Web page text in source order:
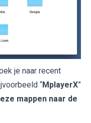
je naar recent
“MplayerX”
mappen naar de